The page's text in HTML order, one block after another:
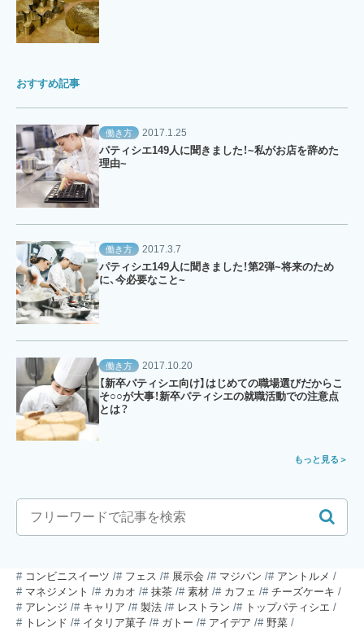
おすすめ記事
働き方 2017.1.25
パティシエ149人に聞きました！~私がお店を辞めた
理由~
働き方 2017.3.7
パティシエ149人に聞きました！第2弾~将来のため
に、今必要なこと~
働き方 2017.10.20
【新卒パティシエ向け】はじめての職場選びだからこ
そ○○が大事！新卒パティシエの就職活動での注意点
とは？
もっと見る
コンビニスイーツ フェス 展示会 マジパン
アントルメ
マネジメント
カカオ 抹茶 素材 カフェ
チーズケーキ
アレンジ
キャリア 製法 レストラン
トップパティシエ
トレンド
イタリア菓子 ガトー アイデア 野菜